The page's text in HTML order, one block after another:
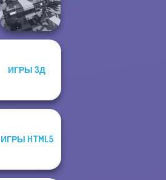
Paint It
Carnage Battle
ИГРЫ 3Д
ИГРЫ HTML5